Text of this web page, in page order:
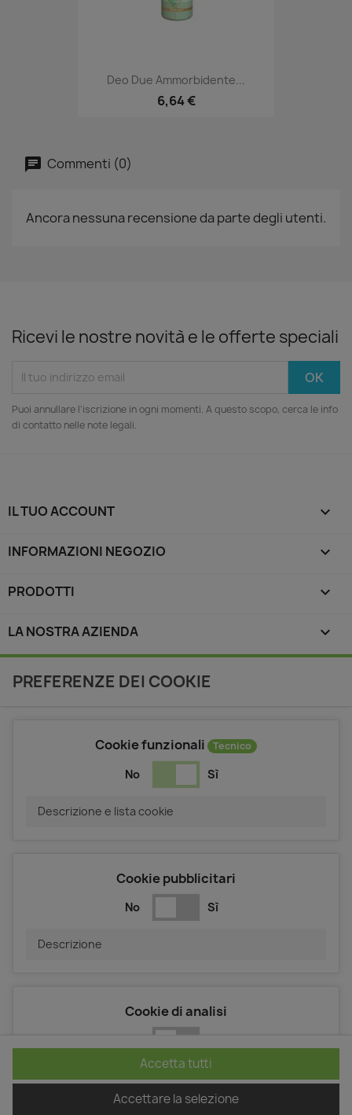
Deo Due Ammorbidente...
6,64 €
Commenti (0)
Ancora nessuna recensione da parte degli utenti.
Ricevi le nostre novità e le offerte speciali
Puoi annullare l'iscrizione in ogni momenti. A questo scopo, cerca le info
di contatto nelle note legali.
IL TUO ACCOUNT 
INFORMAZIONI NEGOZIO keyboard_arrow_down
PRODOTTI 
LA NOSTRA AZIENDA 
PREFERENZE DEI COOKIE
Cookie funzionali Tecnico
No Sì
Descrizione e lista cookie
Cookie pubblicitari
No Sì
Descrizione
Cookie di analisi
Descrizione
Accettare la selezione
Accetta tutti